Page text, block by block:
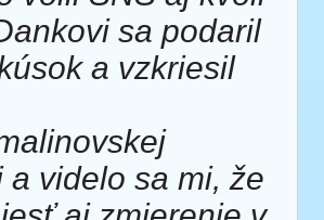
sa podaril
a vzkriesil
a videlo sa mi, že